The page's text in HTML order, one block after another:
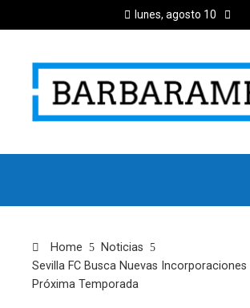
lunes, agosto 10
Home
Noticias
Sevilla FC Busca Nuevas Incorporaciones
Próxima Temporada